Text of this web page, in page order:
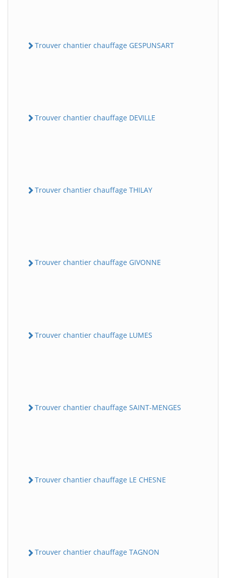
Trouver chantier chauffage GESPUNSART
Trouver chantier chauffage DEVILLE
Trouver chantier chauffage THILAY
Trouver chantier chauffage GIVONNE
Trouver chantier chauffage LUMES
Trouver chantier chauffage SAINT-MENGES
Trouver chantier chauffage LE CHESNE
Trouver chantier chauffage TAGNON